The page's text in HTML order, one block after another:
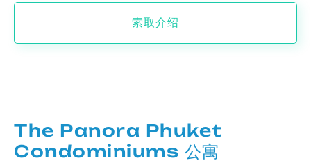
索取介绍
The Panora Phuket
Condominiums 公寓